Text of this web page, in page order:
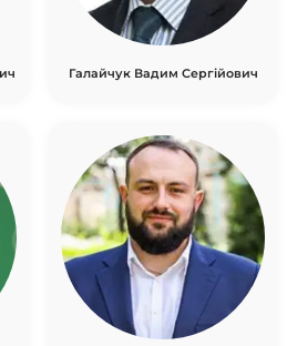
Галайчук Вадим Сергійович